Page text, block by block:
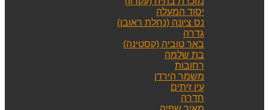
יסוד המעלה
נס ציונה (נחלת ראובן)
גדרה
באר טוביה (קסטינה)
בת שלמה
רחובות
משמר הירדן
עין זיתים
חדרה